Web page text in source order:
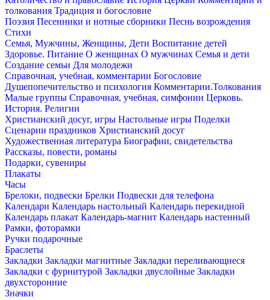
толкования Традиция и богословие
Поэзия Песенники и нотные сборники Песнь возрождения
Стихи
Семья, Мужчины, Женщины, Дети Воспитание детей
Здоровье. Питание О женщинах О мужчинах Семья и дети
Создание семьи Для молодежи
Справочная, учебная, комментарии Богословие
Душепопечительство и психология Комментарии.Толкования
Малые группы Справочная, учебная, симфонии Церковь.
История. Религии
Христианский досуг, игры Настольные игры Поделки
Сценарии праздников Христианский досуг
Художественная литература Биографии, свидетельства
Рассказы, повести, романы
Подарки, сувениры
Плакаты
Часы
Брелоки, подвески Брелки Подвески для телефона
Календари Календарь настольный Календарь перекидной
Календарь плакат Календарь-магнит Календарь настенный
Рамки, фоторамки
Ручки подарочные
Браслеты
Закладки Закладки магнитные Закладки переливающиеся
Закладки с фурнитурой Закладки двуслойные Закладки
двухсторонние
Значки